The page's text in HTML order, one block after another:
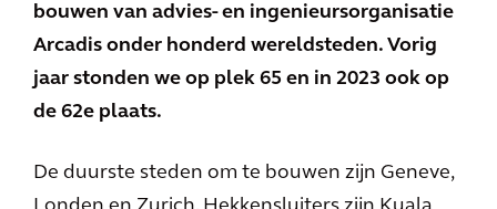
bouwen van advies- en ingenieursorganisatie
Arcadis onder honderd wereldsteden. Vorig
jaar stonden we op plek 65 en in 2023 ook op
de 62e plaats.
De duurste steden om te bouwen zijn Geneve,